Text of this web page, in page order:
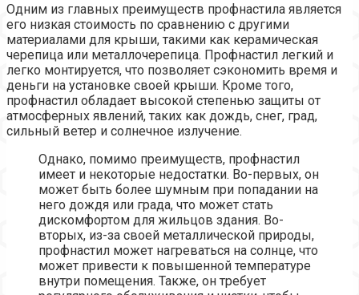
Одним из главных преимуществ профнастила является
его низкая стоимость по сравнению с другими
материалами для крыши, такими как керамическая
черепица или металлочерепица. Профнастил легкий и
легко монтируется, что позволяет сэкономить время и
деньги на установке своей крыши. Кроме того,
профнастил обладает высокой степенью защиты от
атмосферных явлений, таких как дождь, снег, град,
сильный ветер и солнечное излучение.
Однако, помимо преимуществ, профнастил
имеет и некоторые недостатки. Во-первых, он
может быть более шумным при попадании на
него дождя или града, что может стать
дискомфортом для жильцов здания. Во-
вторых, из-за своей металлической природы,
профнастил может нагреваться на солнце, что
может привести к повышенной температуре
внутри помещения. Также, он требует